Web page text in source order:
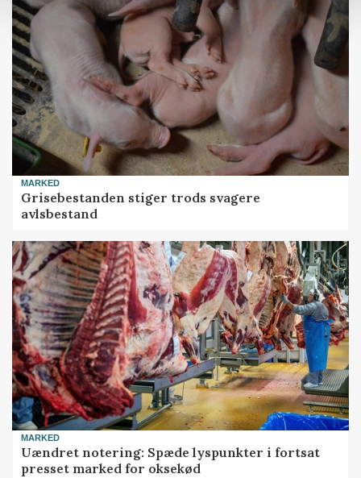
MARKED
Grisebestanden stiger trods svagere
avlsbestand
MARKED
Uændret notering: Spæde lyspunkter i fortsat
presset marked for oksekød